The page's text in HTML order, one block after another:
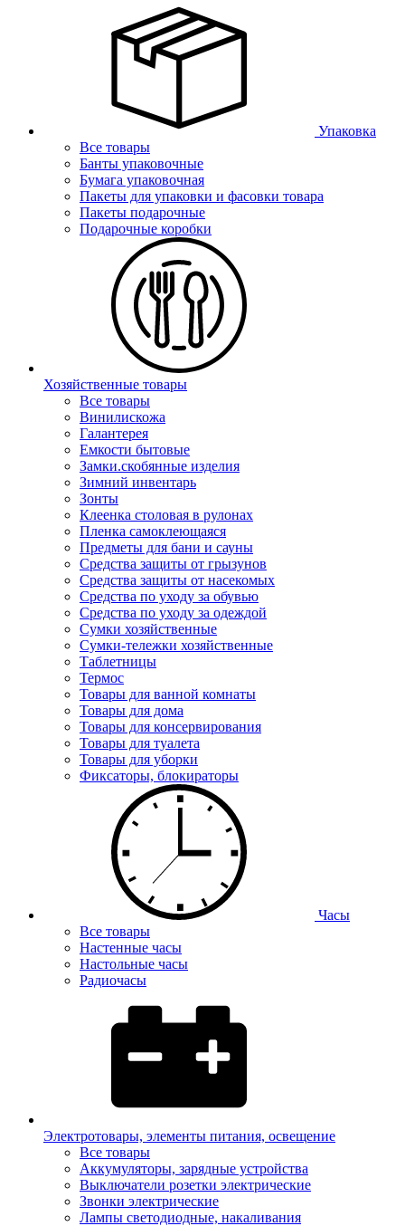
Упаковка
Все товары
Банты упаковочные
Бумага упаковочная
Пакеты для упаковки и фасовки товара
Пакеты подарочные
Подарочные коробки
Хозяйственные товары
Все товары
Винилискожа
Галантерея
Емкости бытовые
Замки.скобянные изделия
Зимний инвентарь
Зонты
Клеенка столовая в рулонах
Пленка самоклеющаяся
Предметы для бани и сауны
Средства защиты от грызунов
Средства защиты от насекомых
Средства по уходу за обувью
Средства по уходу за одеждой
Сумки хозяйственные
Сумки-тележки хозяйственные
Таблетницы
Термос
Товары для ванной комнаты
Товары для дома
Товары для консервирования
Товары для туалета
Товары для уборки
Фиксаторы, блокираторы
Часы
Все товары
Настенные часы
Настольные часы
Радиочасы
Электротовары, элементы питания, освещение
Все товары
Аккумуляторы, зарядные устройства
Выключатели розетки электрические
Звонки электрические
Лампы светодиодные, накаливания